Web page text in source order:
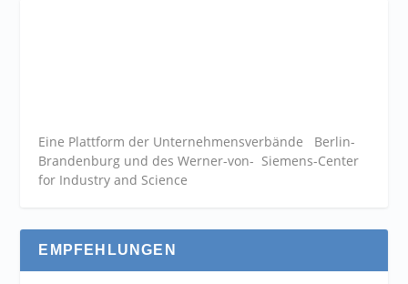
Eine Plattform der Unternehmensverbände Berlin-
Brandenburg und des Werner-von- Siemens-Center
for Industry and Science
EMPFEHLUNGEN